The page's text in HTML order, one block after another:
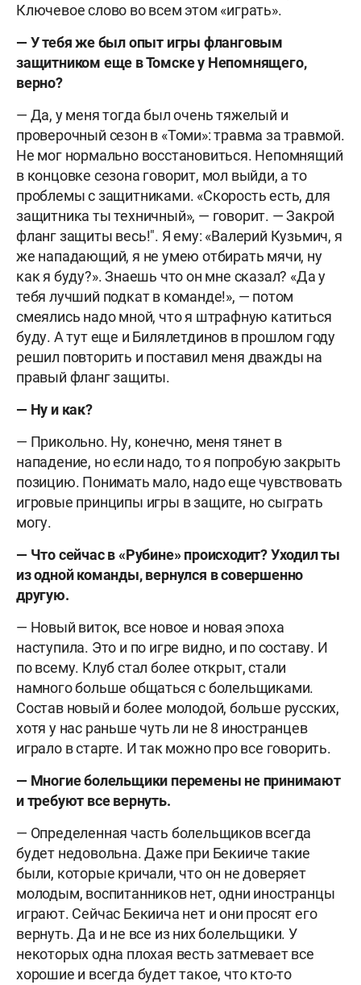
Ключевое слово во всем этом «играть».
— У тебя же был опыт игры фланговым
защитником еще в Томске у Непомнящего,
верно?
— Да, у меня тогда был очень тяжелый и
проверочный сезон в «Томи»: травма за травмой.
Не мог нормально восстановиться. Непомнящий
в концовке сезона говорит, мол выйди, а то
проблемы с защитниками. «Скорость есть, для
защитника ты техничный», — говорит. — Закрой
фланг защиты весь!". Я ему: «Валерий Кузьмич, я
же нападающий, я не умею отбирать мячи, ну
как я буду?». Знаешь что он мне сказал? «Да у
тебя лучший подкат в команде!», — потом
смеялись надо мной, что я штрафную катиться
буду. А тут еще и Билялетдинов в прошлом году
решил повторить и поставил меня дважды на
правый фланг защиты.
— Ну и как?
— Прикольно. Ну, конечно, меня тянет в
нападение, но если надо, то я попробую закрыть
позицию. Понимать мало, надо еще чувствовать
игровые принципы игры в защите, но сыграть
могу.
— Что сейчас в «Рубине» происходит? Уходил ты
из одной команды, вернулся в совершенно
другую.
— Новый виток, все новое и новая эпоха
наступила. Это и по игре видно, и по составу. И
по всему. Клуб стал более открыт, стали
намного больше общаться с болельщиками.
Состав новый и более молодой, больше русских,
хотя у нас раньше чуть ли не 8 иностранцев
играло в старте. И так можно про все говорить.
— Многие болельщики перемены не принимают
и требуют все вернуть.
— Определенная часть болельщиков всегда
будет недовольна. Даже при Бекииче такие
были, которые кричали, что он не доверяет
молодым, воспитанников нет, одни иностранцы
играют. Сейчас Бекиича нет и они просят его
вернуть. Да и не все из них болельщики. У
некоторых одна плохая весть затмевает все
хорошие и всегда будет такое, что кто-то